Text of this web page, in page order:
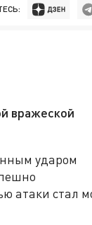
вражеской
ударом
атаки стал